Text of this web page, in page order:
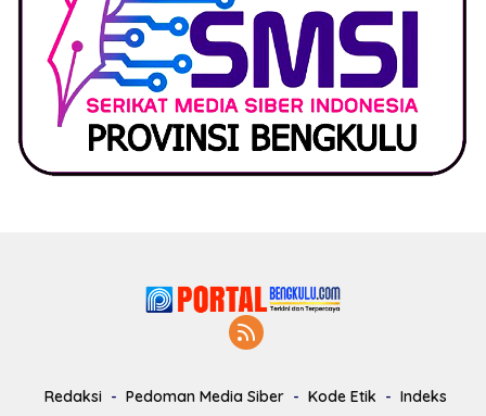
Redaksi Pedoman Media Siber Kode Etik
Indeks